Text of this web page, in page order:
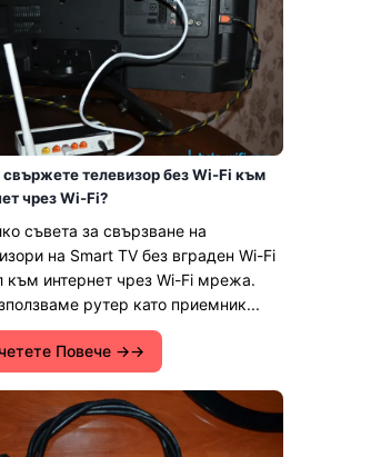
свържете телевизор без Wi-Fi към
чрез Wi-Fi?
съвета за свързване на
на Smart TV без вграден Wi-Fi
към интернет чрез Wi-Fi мрежа.
рутер като приемник...
Повече →